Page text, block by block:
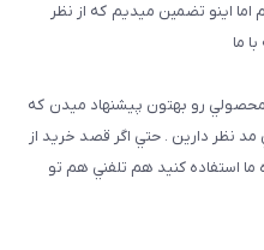
اينو تضمين ميديم كه از نظر
ما
محصولي رو بهتون پيشنهاد ميدن كه
مد نظر دارين . حتي اگر قصد خريد از
ما استفاده كنيد هم تلفني هم تو